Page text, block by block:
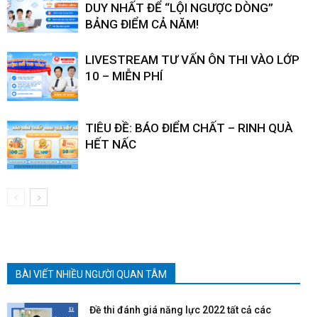
DUY NHẤT ĐỂ “LỘI NGƯỢC DÒNG”
BẢNG ĐIỂM CẢ NĂM!
LIVESTREAM TƯ VẤN ÔN THI VÀO LỚP
10 – MIỄN PHÍ
TIÊU ĐỀ: BÁO ĐIỂM CHẤT – RINH QUÀ
HẾT NẤC
BÀI VIẾT NHIỀU NGƯỜI QUAN TÂM
Đề thi đánh giá năng lực 2022 tất cả các